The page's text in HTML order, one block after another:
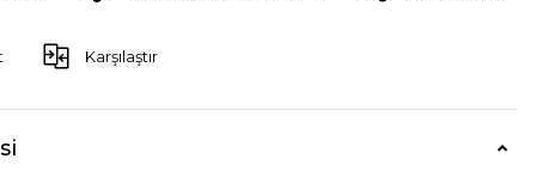
Karşılaştır